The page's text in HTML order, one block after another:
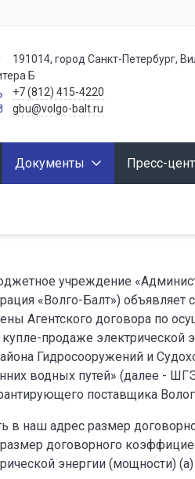
191014, город Санкт-Петербург,
Б
+7 (812) 415-4220
gbu@volgo-balt.ru
Документы Пресс-
учреждение
«Волго-Балт»)
Агентского договора по
продаже электрической
Гидросооружений и
водных путей» (далее -
поставщика
в наш адрес размер
договорного
энергии (мощности)